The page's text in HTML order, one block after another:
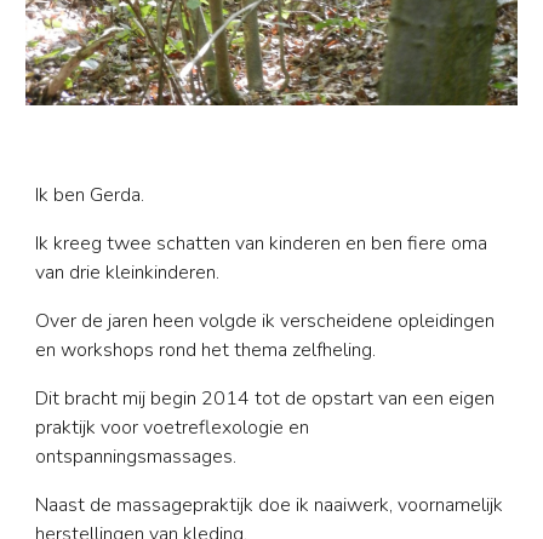
Ik ben Gerda.
Ik kreeg twee schatten van kinderen en ben fiere oma
van drie kleinkinderen.
Over de jaren heen volgde ik verscheidene opleidingen
en workshops rond het thema zelfheling.
Dit bracht mij begin 2014 tot de opstart van een eigen
praktijk voor voetreflexologie en
ontspanningsmassages.
Naast de massagepraktijk doe ik naaiwerk, voornamelijk
herstellingen van kleding.